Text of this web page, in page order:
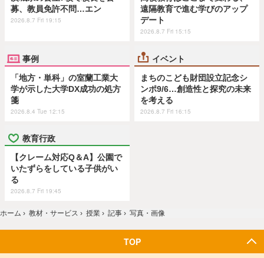
募、教員免許不問…エン
2026.8.7 Fri 19:15
遠隔教育で進む学びのアップ
デート
2026.8.7 Fri 15:15
事例
「地方・単科」の室蘭工業大
学が示した大学DX成功の処方
箋
2026.8.4 Tue 12:15
イベント
まちのこども財団設立記念シ
ンポ9/6…創造性と探究の未来
を考える
2026.8.7 Fri 16:15
教育行政
【クレーム対応Q＆A】公園で
いたずらをしている子供がい
る
2026.8.7 Fri 19:45
ホーム › 教材・サービス › 授業 › 記事 › 写真・画像
TOP